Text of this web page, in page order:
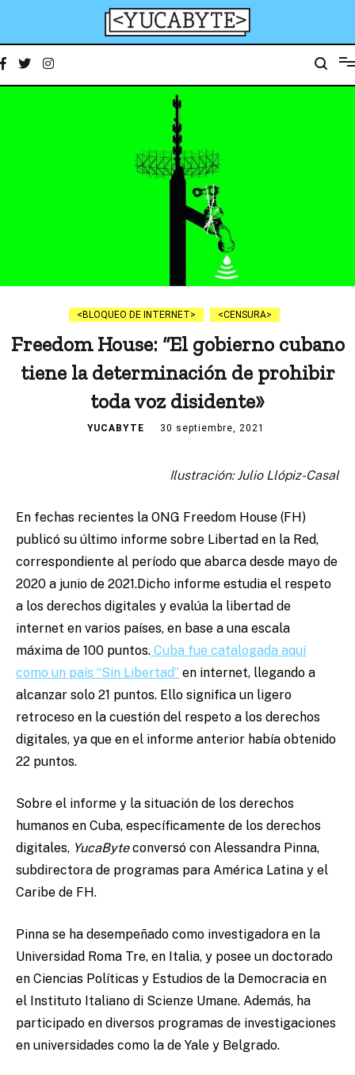
YucaByte
BLOQUEO DE INTERNET CENSURA
Freedom House: “El gobierno cubano
tiene la determinación de prohibir
toda voz disidente»
YUCABYTE 30 septiembre, 2021
Ilustración: Julio Llópiz-Casal
En fechas recientes la ONG Freedom House (FH)
publicó su último informe sobre Libertad en la Red,
correspondiente al período que abarca desde mayo de
2020 a junio de 2021.Dicho informe estudia el respeto
a los derechos digitales y evalúa la libertad de
internet en varios países, en base a una escala
máxima de 100 puntos. Cuba fue catalogada aquí
como un país “Sin Libertad” en internet, llegando a
alcanzar solo 21 puntos. Ello significa un ligero
retroceso en la cuestión del respeto a los derechos
digitales, ya que en el informe anterior había obtenido
22 puntos.
Sobre el informe y la situación de los derechos
humanos en Cuba, específicamente de los derechos
digitales, YucaByteconversó con Alessandra Pinna,
subdirectora de programas para América Latina y el
Caribe de FH.
Pinna se ha desempeñado como investigadora en la
Universidad Roma Tre, en Italia, y posee un doctorado
en Ciencias Políticas y Estudios de la Democracia en
el Instituto Italiano di Scienze Umane. Además, ha
participado en diversos programas de investigaciones
en universidades como la de Yale y Belgrado.